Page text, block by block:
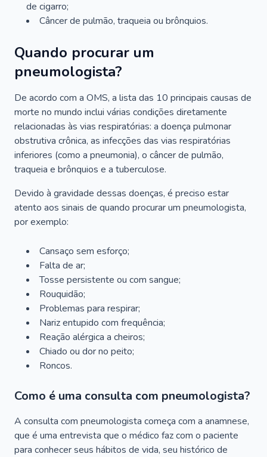
de cigarro;
Câncer de pulmão, traqueia ou brônquios.
Quando procurar um
pneumologista?
De acordo com a OMS, a lista das 10 principais causas de
morte no mundo inclui várias condições diretamente
relacionadas às vias respiratórias: a doença pulmonar
obstrutiva crônica, as infecções das vias respiratórias
inferiores (como a pneumonia), o câncer de pulmão,
traqueia e brônquios e a tuberculose.
Devido à gravidade dessas doenças, é preciso estar
atento aos sinais de quando procurar um pneumologista,
por exemplo:
Cansaço sem esforço;
Falta de ar;
Tosse persistente ou com sangue;
Rouquidão;
Problemas para respirar;
Nariz entupido com frequência;
Reação alérgica a cheiros;
Chiado ou dor no peito;
Roncos.
Como é uma consulta com pneumologista?
A consulta com pneumologista começa com a anamnese,
que é uma entrevista que o médico faz com o paciente
para conhecer seus hábitos de vida, seu histórico de